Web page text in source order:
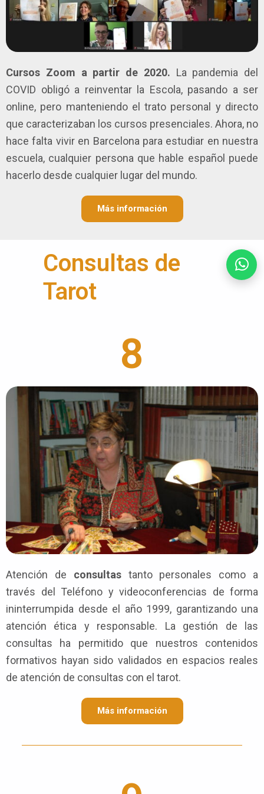
Cursos Zoom a partir de 2020. La pandemia del
COVID obligó a reinventar la Escola, pasando a ser
online, pero manteniendo el trato personal y directo
que caracterizaban los cursos presenciales. Ahora, no
hace falta vivir en Barcelona para estudiar en nuestra
escuela, cualquier persona que hable español puede
hacerlo desde cualquier lugar del mundo.
Más información
Consultas de
Tarot
8
Atención de consultas tanto personales como a
través del Teléfono y videoconferencias de forma
ininterrumpida desde el año 1999, garantizando una
atención ética y responsable. La gestión de las
consultas ha permitido que nuestros contenidos
formativos hayan sido validados en espacios reales
de atención de consultas con el tarot.
Más información